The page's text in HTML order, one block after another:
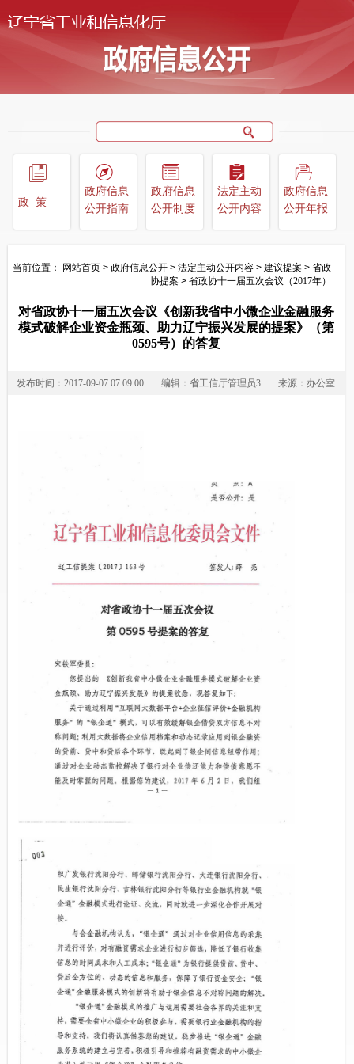
政策
政府信息
公开指南
政府信息
公开制度
法定主动
公开内容
政府信息
公开年报
当前位置： 网站首页> 政府信息公开> 法定主动公开内容> 建议提案 > 省政
协提案 > 省政协十一届五次会议（2017年）
对省政协十一届五次会议《创新我省中小微企业金融服务
模式破解企业资金瓶颈、助力辽宁振兴发展的提案》（第
0595号）的答复
发布时间：2017-09-07 07:09:00 编辑：省工信厅管理员3 来源：办公室